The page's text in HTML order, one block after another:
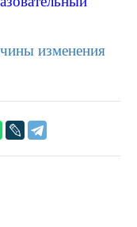
изменения